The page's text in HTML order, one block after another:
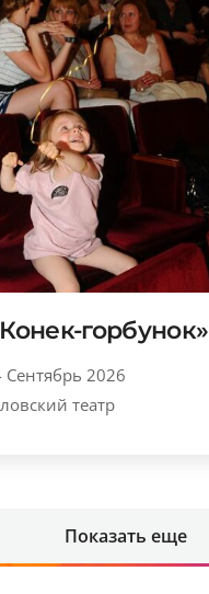
горбунок»
2026
театр
Показать еще